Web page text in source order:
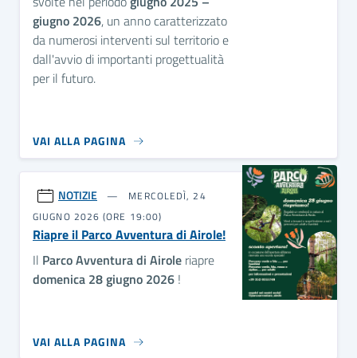
giugno 2026, un anno caratterizzato
da numerosi interventi sul territorio e
dall'avvio di importanti progettualità
per il futuro.
VAI ALLA PAGINA
NOTIZIE
MERCOLEDÌ, 24
GIUGNO 2026 (ORE 19:00)
Riapre il Parco Avventura di Airole!
Il Parco Avventura di Airole riapre
domenica 28 giugno 2026 !
VAI ALLA PAGINA